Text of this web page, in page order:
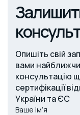
Опишіть свій
вами
консультацію
сертифікації
України та ЄС
Ваше ім’я
Alternative: